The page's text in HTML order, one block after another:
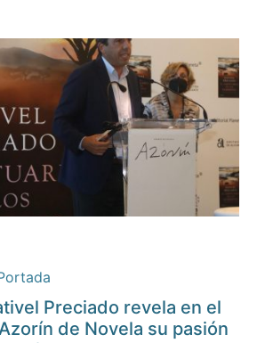
Preciado revela en el
de Novela su pasión